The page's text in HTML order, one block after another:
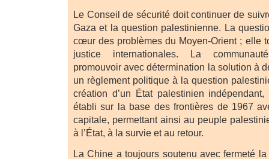
Le Conseil de sécurité doit continuer de
Gaza et la question palestinienne. La
cœur des problèmes du Moyen-Orient ; elle
justice internationales. La
promouvoir avec détermination la solution à
un règlement politique à la question
création d’un État palestinien
établi sur la base des frontières de 1967
capitale, permettant ainsi au peuple
à l’État, à la survie et au retour.
La Chine a toujours soutenu avec fermeté